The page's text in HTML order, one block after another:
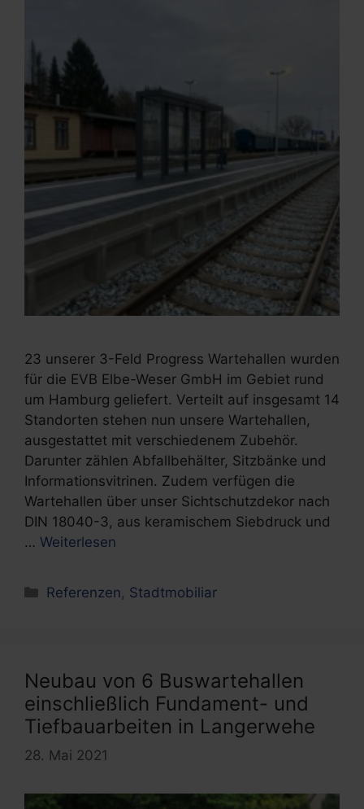
23 unserer 3-Feld Progress Wartehallen wurden
für die EVB Elbe-Weser GmbH im Gebiet rund
um Hamburg geliefert. Verteilt auf insgesamt 14
Standorten stehen nun unsere Wartehallen,
ausgestattet mit verschiedenem Zubehör.
Darunter zählen Abfallbehälter, Sitzbänke und
Informationsvitrinen. Zudem verfügen die
Wartehallen über unser Sichtschutzdekor nach
DIN 18040-3, aus keramischem Siebdruck und
… Weiterlesen
Kategorien
Referenzen, Stadtmobiliar
Neubau von 6 Buswartehallen
einschließlich Fundament- und
Tiefbauarbeiten in Langerwehe
28. Mai 2021